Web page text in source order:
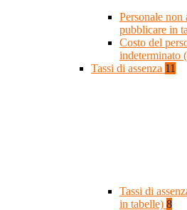
Personale non
pubblicare in
Costo del
indeterminato
Tassi di assenza 11
Tassi di
in tabelle) 8